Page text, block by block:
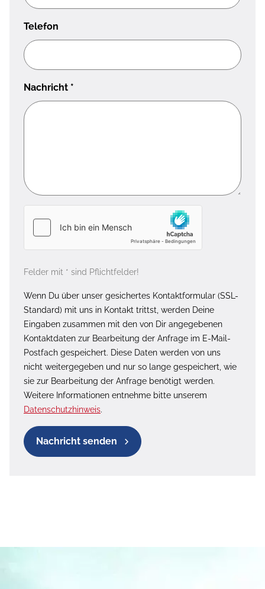
Telefon
Nachricht *
Felder mit * sind Pflichtfelder!
Wenn Du über unser gesichertes Kontaktformular (SSL-
Standard) mit uns in Kontakt trittst, werden Deine
Eingaben zusammen mit den von Dir angegebenen
Kontaktdaten zur Bearbeitung der Anfrage im E-Mail-
Postfach gespeichert. Diese Daten werden von uns
nicht weitergegeben und nur so lange gespeichert, wie
sie zur Bearbeitung der Anfrage benötigt werden.
Weitere Informationen entnehme bitte unserem
Datenschutzhinweis.
Nachricht senden